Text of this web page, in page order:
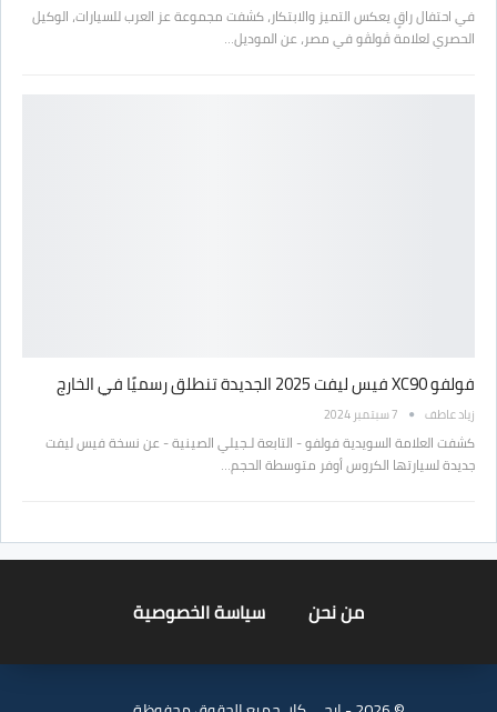
في احتفال راقٍ يعكس التميز والابتكار، كشفت مجموعة عز العرب للسيارات، الوكيل
الحصري لعلامة ڤولڤو في مصر، عن الموديل…
فولفو XC90 فيس ليفت 2025 الجديدة تنطلق رسميًا في الخارج
زياد عاطف 7 سبتمبر 2024
كشفت العلامة السويدية فولفو - التابعة لـجيلي الصينية - عن نسخة فيس ليفت
جديدة لسيارتها الكروس أوفر متوسطة الحجم…
من نحن سياسة الخصوصية